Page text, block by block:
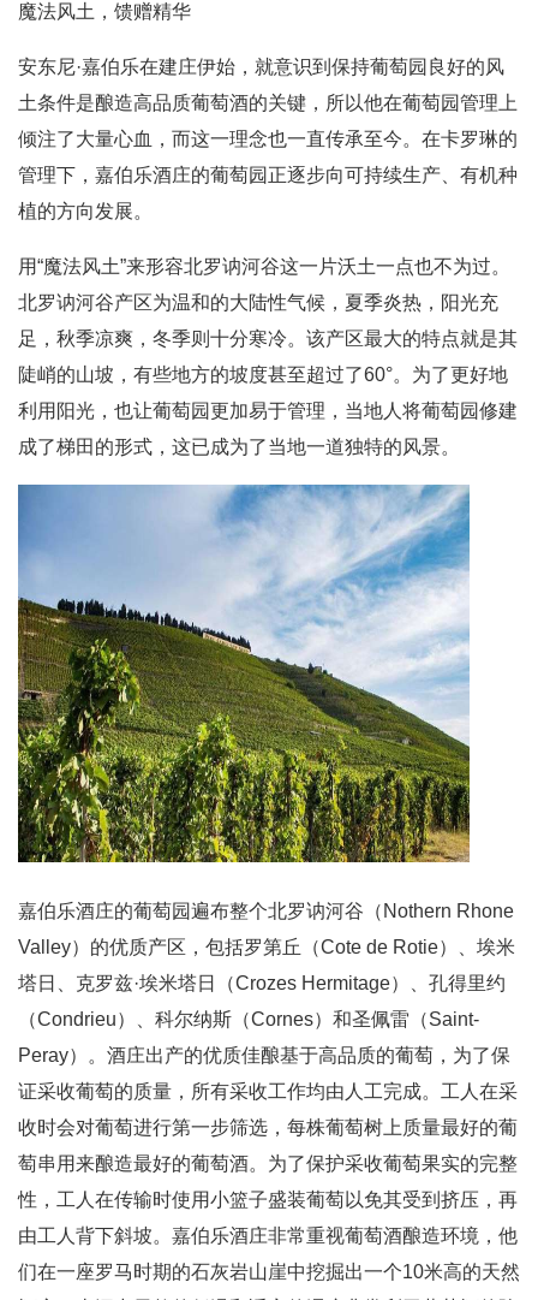
魔法风土，馈赠精华
安东尼·嘉伯乐在建庄伊始，就意识到保持葡萄园良好的风
土条件是酿造高品质葡萄酒的关键，所以他在葡萄园管理上
倾注了大量心血，而这一理念也一直传承至今。在卡罗琳的
管理下，嘉伯乐酒庄的葡萄园正逐步向可持续生产、有机种
植的方向发展。
用“魔法风土”来形容北罗讷河谷这一片沃土一点也不为过。
北罗讷河谷产区为温和的大陆性气候，夏季炎热，阳光充
足，秋季凉爽，冬季则十分寒冷。该产区最大的特点就是其
陡峭的山坡，有些地方的坡度甚至超过了60°。为了更好地
利用阳光，也让葡萄园更加易于管理，当地人将葡萄园修建
成了梯田的形式，这已成为了当地一道独特的风景。
嘉伯乐酒庄的葡萄园遍布整个北罗讷河谷（Nothern Rhone
Valley）的优质产区，包括罗第丘（Cote de Rotie）、埃米
塔日、克罗兹·埃米塔日（Crozes Hermitage）、孔得里约
（Condrieu）、科尔纳斯（Cornes）和圣佩雷（Saint-
Peray）。酒庄出产的优质佳酿基于高品质的葡萄，为了保
证采收葡萄的质量，所有采收工作均由人工完成。工人在采
收时会对葡萄进行第一步筛选，每株葡萄树上质量最好的葡
萄串用来酿造最好的葡萄酒。为了保护采收葡萄果实的完整
性，工人在传输时使用小篮子盛装葡萄以免其受到挤压，再
由工人背下斜坡。嘉伯乐酒庄非常重视葡萄酒酿造环境，他
们在一座罗马时期的石灰岩山崖中挖掘出一个10米高的天然